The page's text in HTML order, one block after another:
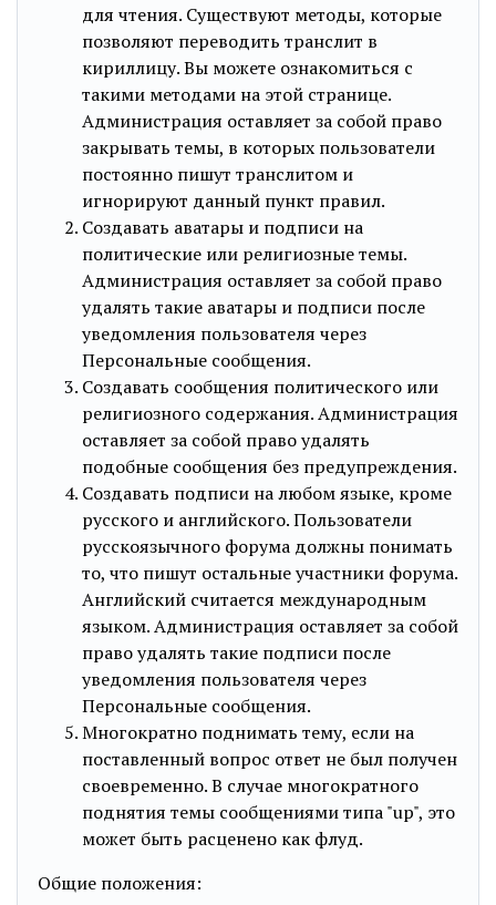
для чтения. Существуют методы, которые
позволяют переводить транслит в
кириллицу. Вы можете ознакомиться с
такими методами на этой странице.
Администрация оставляет за собой право
закрывать темы, в которых пользователи
постоянно пишут транслитом и
игнорируют данный пункт правил.
Создавать аватары и подписи на
политические или религиозные темы.
Администрация оставляет за собой право
удалять такие аватары и подписи после
уведомления пользователя через
Персональные сообщения.
Создавать сообщения политического или
религиозного содержания. Администрация
оставляет за собой право удалять
подобные сообщения без предупреждения.
Создавать подписи на любом языке, кроме
русского и английского. Пользователи
русскоязычного форума должны понимать
то, что пишут остальные участники форума.
Английский считается международным
языком. Администрация оставляет за собой
право удалять такие подписи после
уведомления пользователя через
Персональные сообщения.
Многократно поднимать тему, если на
поставленный вопрос ответ не был получен
своевременно. В случае многократного
поднятия темы сообщениями типа "up", это
может быть расценено как флуд.
Общие положения: